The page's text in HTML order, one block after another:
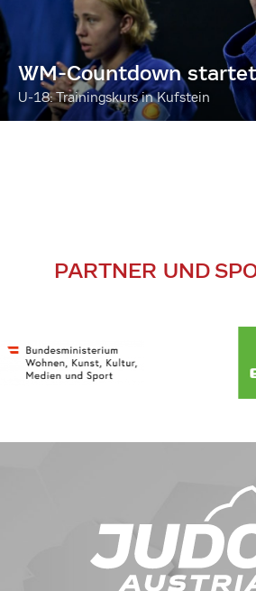
WM-Countdown startet
U-18: Trainingskurs in Kufstein
PARTNER UND